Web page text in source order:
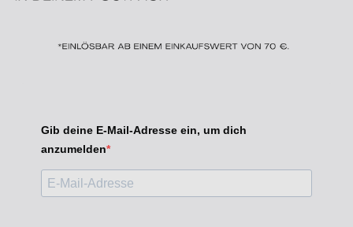
Gib deine E-Mail-Adresse ein, um dich
anzumelden